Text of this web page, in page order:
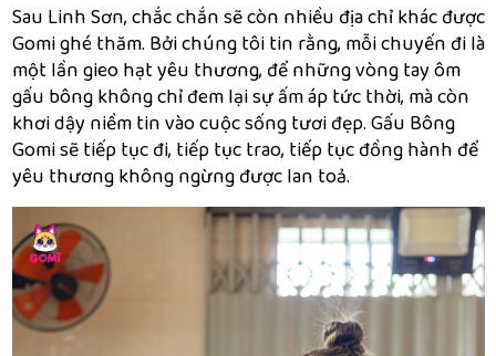
Sau Linh Sơn, chắc chắn sẽ còn nhiều địa chỉ khác được
Gomi ghé thăm. Bởi chúng tôi tin rằng, mỗi chuyến đi là
một lần gieo hạt yêu thương, để những vòng tay ôm
gấu bông không chỉ đem lại sự ấm áp tức thời, mà còn
khơi dậy niềm tin vào cuộc sống tươi đẹp. Gấu Bông
Gomi sẽ tiếp tục đi, tiếp tục trao, tiếp tục đồng hành để
yêu thương không ngừng được lan toả.